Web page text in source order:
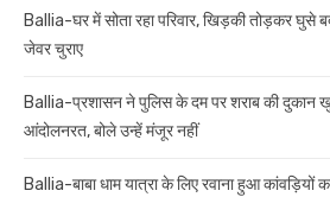
Ballia-घर में सोता रहा परिवार, खिड़की तोड़कर घुसे
जेवर चुराए
Ballia-प्रशासन ने पुलिस के दम पर शराब की दुकान
आंदोलनरत, बोले उन्हें मंजूर नहीं
Ballia-बाबा धाम यात्रा के लिए रवाना हुआ